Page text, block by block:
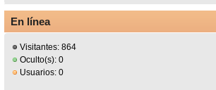
En línea
Visitantes: 864
Oculto(s): 0
Usuarios: 0